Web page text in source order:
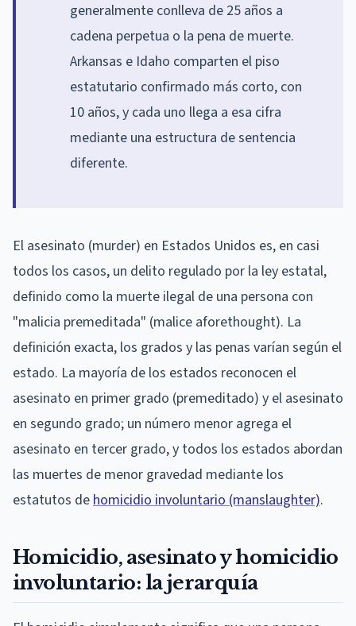
generalmente conlleva de 25 años a
cadena perpetua o la pena de muerte.
Arkansas e Idaho comparten el piso
estatutario confirmado más corto, con
10 años, y cada uno llega a esa cifra
mediante una estructura de sentencia
diferente.
El asesinato (murder) en Estados Unidos es, en casi
todos los casos, un delito regulado por la ley estatal,
definido como la muerte ilegal de una persona con
"malicia premeditada" (malice aforethought). La
definición exacta, los grados y las penas varían según el
estado. La mayoría de los estados reconocen el
asesinato en primer grado (premeditado) y el asesinato
en segundo grado; un número menor agrega el
asesinato en tercer grado, y todos los estados abordan
las muertes de menor gravedad mediante los
estatutos de homicidio involuntario (manslaughter).
Homicidio, asesinato y homicidio
involuntario: la jerarquía